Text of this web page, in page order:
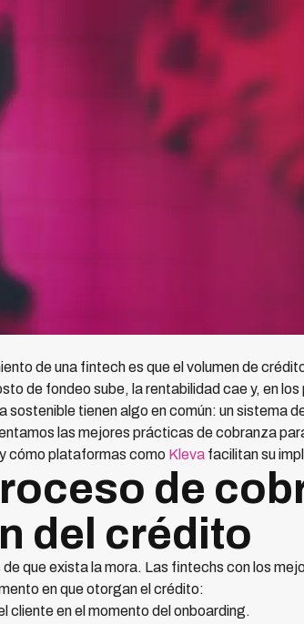
de una fintech es que el volumen de
de fondeo sube, la rentabilidad cae y, en
tienen algo en común: un sistema
las mejores prácticas de cobranza
cómo plataformas como Kleva facilitan su
de
del crédito
que exista la mora. Las fintechs con los
en que otorgan el crédito:
en el momento del onboarding.